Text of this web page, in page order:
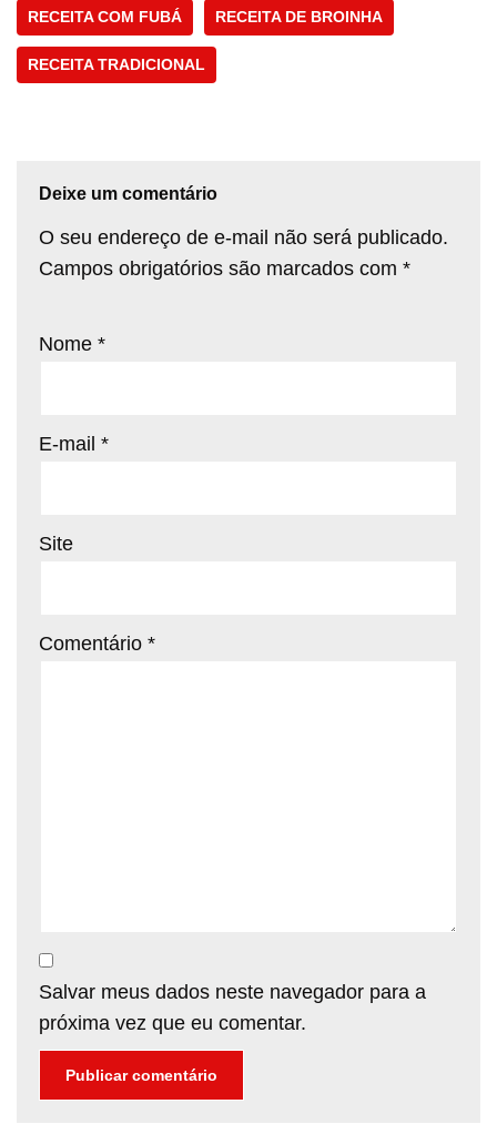
RECEITA COM FUBÁ RECEITA DE BROINHA
RECEITA TRADICIONAL
Deixe um comentário
O seu endereço de e-mail não será publicado.
Campos obrigatórios são marcados com *
Nome *
E-mail *
Site
Comentário *
Salvar meus dados neste navegador para a
próxima vez que eu comentar.